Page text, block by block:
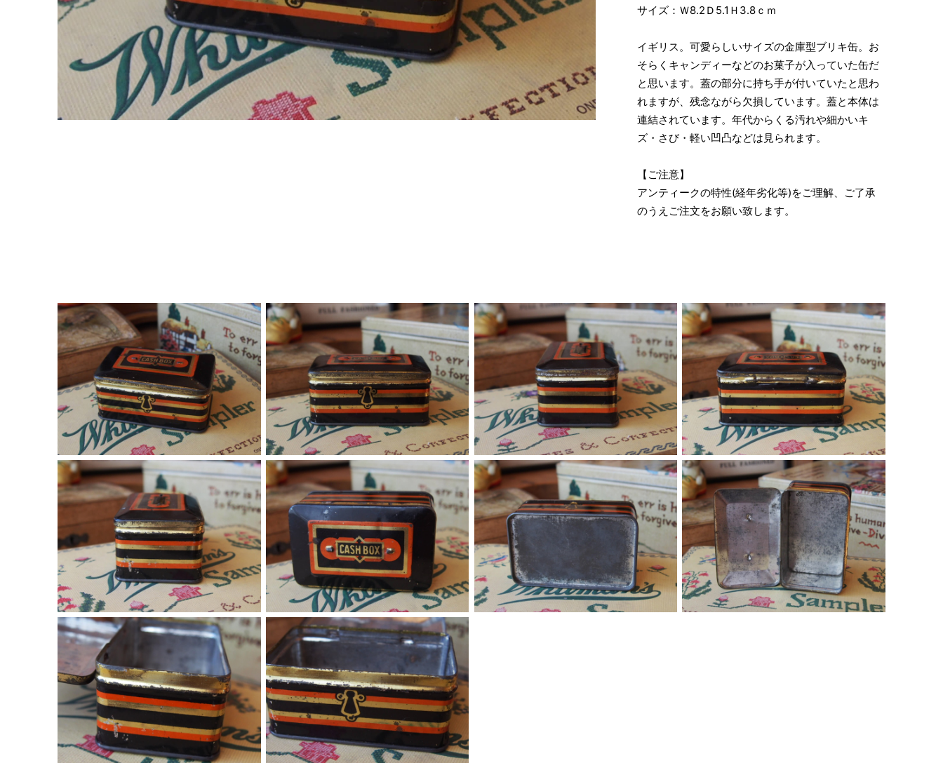
サイズ：Ｗ8.2Ｄ5.1Ｈ3.8ｃｍ
イギリス。可愛らしいサイズの金庫型ブリキ缶。お
そらくキャンディーなどのお菓子が入っていた缶だ
と思います。蓋の部分に持ち手が付いていたと思わ
れますが、残念ながら欠損しています。蓋と本体は
連結されています。年代からくる汚れや細かいキ
ズ・さび・軽い凹凸などは見られます。
【ご注意】
アンティークの特性(経年劣化等)をご理解、ご了承
のうえご注文をお願い致します。